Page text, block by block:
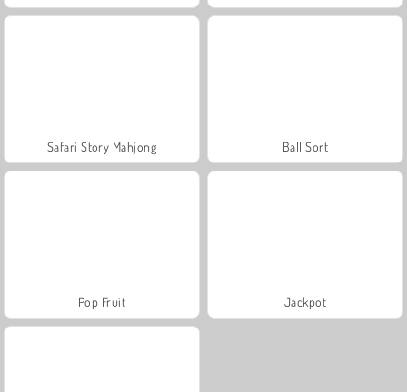
Safari Story Mahjong Ball Sort
Pop Fruit Jackpot